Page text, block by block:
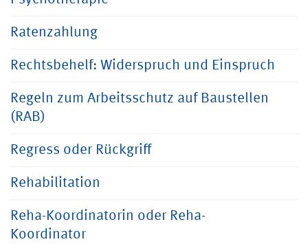
Ratenzahlung
Rechtsbehelf: Widerspruch und Einspruch
Regeln zum Arbeitsschutz auf Baustellen
(RAB)
Regress oder Rückgriff
Rehabilitation
Reha-Koordinatorin oder Reha-
Koordinator